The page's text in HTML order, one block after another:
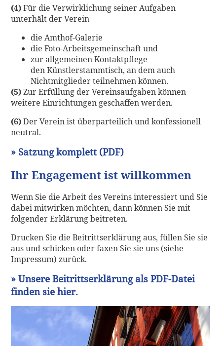
(4)Für die Verwirklichung seiner Aufgaben
unterhält der Verein
die Amthof-Galerie
die Foto-Arbeitsgemeinschaft und
zur allgemeinen Kontaktpflege
den Künstlerstammtisch, an dem auch
Nichtmitglieder teilnehmen können.
(5)Zur Erfüllung der Vereinsaufgaben können
weitere Einrichtungen geschaffen werden.
(6)Der Verein ist überparteilich und konfessionell
neutral.
» Satzung komplett (PDF)
Ihr Engagement ist willkommen
Wenn Sie die Arbeit des Vereins interessiert und Sie
dabei mitwirken möchten, dann können Sie mit
folgender Erklärung beitreten.
Drucken Sie die Beitrittserklärung aus, füllen Sie sie
aus und schicken oder faxen Sie sie uns (siehe
Impressum) zurück.
» Unsere Beitrittserklärung als PDF-Datei
finden sie hier.